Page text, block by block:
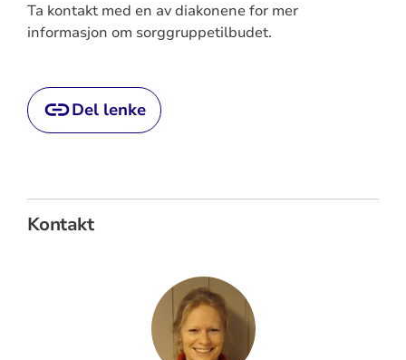
Ta kontakt med en av diakonene for mer
informasjon om sorggruppetilbudet.
Del lenke
Kontakt